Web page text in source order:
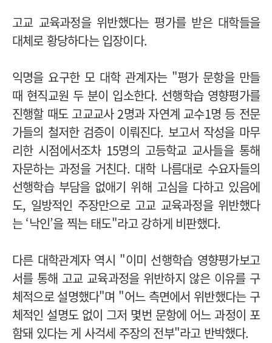
고교 교육과정을 위반했다는 평가를 받은 대학들을
대체로 황당하다는 입장이다.
익명을 요구한 모 대학 관계자는 "평가 문항을 만들
때 현직교원 두 분이 입소한다. 선행학습 영향평가를
진행할 때도 고교교사 2명과 자연계 교수1명 등 전문
가들의 철저한 검증이 이뤄진다. 보고서 작성을 마무
리한 시점에서조차 15명의 고등학교 교사들을 통해
자문하는 과정을 거친다. 대학 나름대로 수요자들의
선행학습 부담을 없애기 위해 고심을 다하고 있음에
도, 일방적인 주장만으로 고교 교육과정을 위반했다
는 ‘낙인’을 찍는 태도"라고 강하게 비판했다.
다른 대학관계자 역시 "이미 선행학습 영향평가보고
서를 통해 고교 교육과정을 위반하지 않은 이유를 구
체적으로 설명했다"며 "어느 측면에서 위반했다는 구
체적인 설명도 없이 그저 몇번 문항에 어느 과정이 포
함돼 있다는 게 사걱세 주장의 전부"라고 반박했다.